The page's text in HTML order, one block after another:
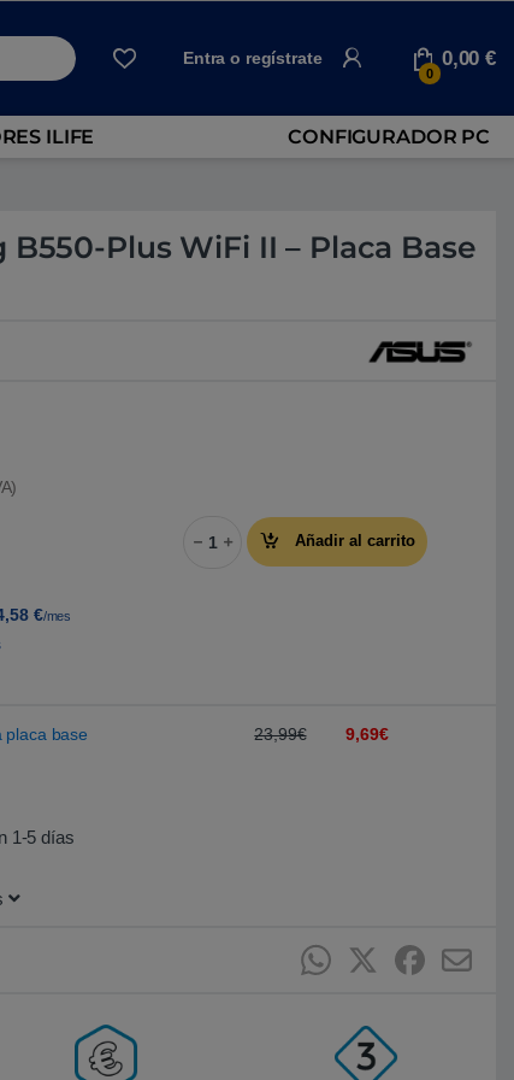
Entra o regístrate
0
0,00€
ILIFE CONFIGURADOR PC
B550-Plus WiFi II – Placa Base
€/mes
Asus TUF Gaming B550-Plus WiFi II -
Añadir al carrito
placa base 23,99€ 9,69€
1-5 días